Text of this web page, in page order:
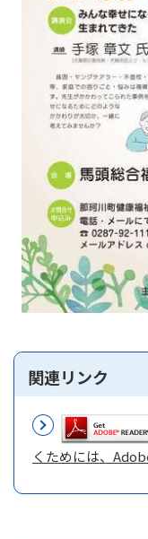
関連リンク
くためには、